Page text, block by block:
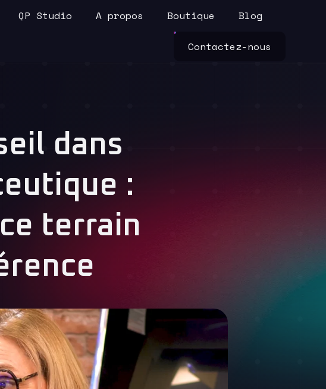
QP Studio A propos Boutique Blog
Contactez-nous
dans
:
terrain